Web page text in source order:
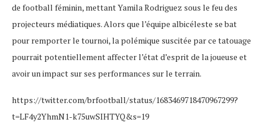
de football féminin, mettant Yamila Rodriguez sous le feu des
projecteurs médiatiques. Alors que l’équipe albicéleste se bat
pour remporter le tournoi, la polémique suscitée par ce tatouage
pourrait potentiellement affecter l’état d’esprit de la joueuse et
avoir un impact sur ses performances sur le terrain.
https://twitter.com/brfootball/status/1683469718470967299?
t=LF4y2YhmN1-k75uwSIHTYQ&s=19